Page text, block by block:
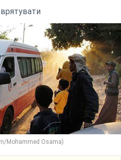
Mohammed Osama)